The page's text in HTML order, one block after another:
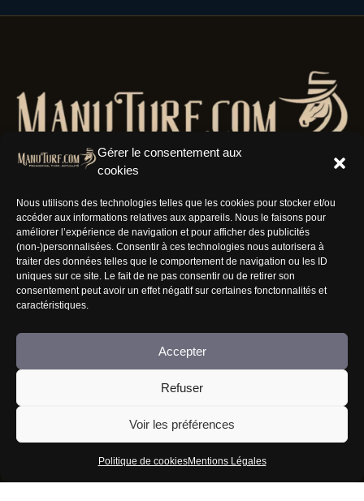
Gérer le consentement aux
cookies
Nous utilisons des technologies telles que les cookies pour stocker et/ou
accéder aux informations relatives aux appareils. Nous le faisons pour
améliorer l’expérience de navigation et pour afficher des publicités
(non-)personnalisées. Consentir à ces technologies nous autorisera à
traiter des données telles que le comportement de navigation ou les ID
uniques sur ce site. Le fait de ne pas consentir ou de retirer son
consentement peut avoir un effet négatif sur certaines fonctonnalités et
caractéristiques.
Accepter
Refuser
Voir les préférences
Politique de cookiesMentions Légales
Résaux Sociaux
Informations
Nous rejoindre
FAQ
Jouer comporte des risques : endettement, isolement, dépendance... Faites-vous aider au